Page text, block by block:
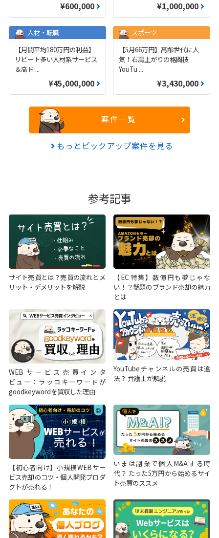
¥600,000 ¥1,000,000
人材・転職
【月間平均180万円の利益】
リピート多い人材系サービス
＆高ド ...
¥45,000,000
スポーツ
【5月66万円】高齢世代に人
気！右肩上がりの格闘技
YouTu ...
¥3,430,000
案件一覧
もっとピックアップ案件を見る
参考記事
サイト売買とは？売買の流れとメ
リット・デメリットを解説
【EC特集】数億円も夢じゃな
い！？話題のブランド売却の魅力
とは
WEBサービス売買インタ
ビュー：ラッコキーワードが
goodkeywordを買収した理由
YouTubeチャンネルの売買は違
法？ 弁護士が解説
【初心者向け】小規模WEBサー
ビス売却のコツ・個人開発プロダ
クトが売れる！
いまは副業で個人M&Aする時
代？ たった5万円から始めるサイ
ト売買のススメ